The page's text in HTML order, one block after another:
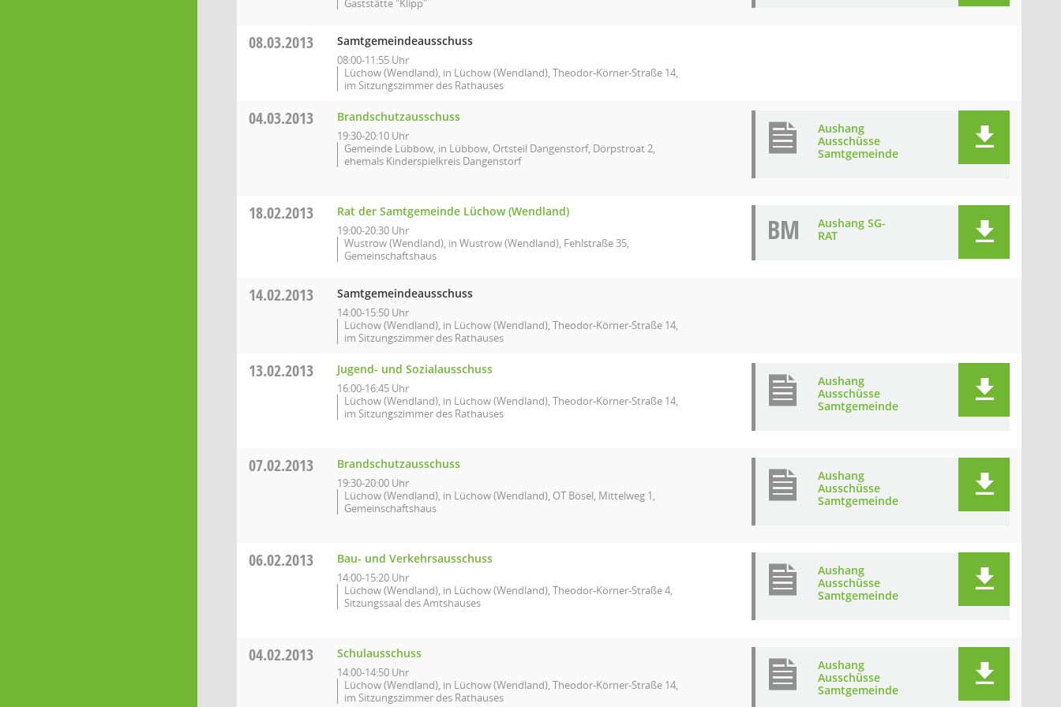
Gaststätte "Klipp"
08.03.2013 Samtgemeindeausschuss
08:00-11:55 Uhr
Lüchow (Wendland), in Lüchow (Wendland), Theodor-Körner-Straße 14,
im Sitzungszimmer des Rathauses
04.03.2013 Brandschutzausschuss
19:30-20:10 Uhr
Gemeinde Lübbow, in Lübbow, Ortsteil Dangenstorf, Dörpstroat 2,
ehemals Kinderspielkreis Dangenstorf
Aushang
Ausschüsse
Samtgemeinde
18.02.2013 Rat der Samtgemeinde Lüchow (Wendland)
19:00-20:30 Uhr
Wustrow (Wendland), in Wustrow (Wendland), Fehlstraße 35,
Gemeinschaftshaus
BM
Aushang SG-
RAT
14.02.2013 Samtgemeindeausschuss
14:00-15:50 Uhr
Lüchow (Wendland), in Lüchow (Wendland), Theodor-Körner-Straße 14,
im Sitzungszimmer des Rathauses
13.02.2013 Jugend- und Sozialausschuss
16:00-16:45 Uhr
Lüchow (Wendland), in Lüchow (Wendland), Theodor-Körner-Straße 14,
im Sitzungszimmer des Rathauses
Aushang
Ausschüsse
Samtgemeinde
07.02.2013 Brandschutzausschuss
19:30-20:00 Uhr
Lüchow (Wendland), in Lüchow (Wendland), OT Bösel, Mittelweg 1,
Gemeinschaftshaus
Aushang
Ausschüsse
Samtgemeinde
06.02.2013 Bau- und Verkehrsausschuss
14:00-15:20 Uhr
Lüchow (Wendland), in Lüchow (Wendland), Theodor-Körner-Straße 4,
Sitzungssaal des Amtshauses
Aushang
Ausschüsse
Samtgemeinde
04.02.2013 Schulausschuss
14:00-14:50 Uhr
Lüchow (Wendland), in Lüchow (Wendland), Theodor-Körner-Straße 14,
im Sitzungszimmer des Rathauses
Aushang
Ausschüsse
Samtgemeinde